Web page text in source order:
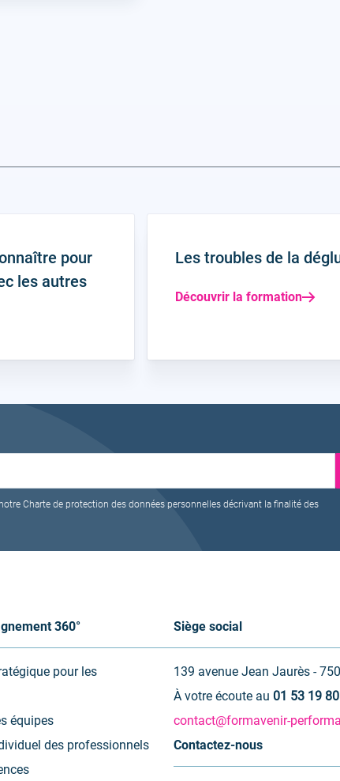
pour
les autres
Les troubles de la
Découvrir la formation
Charte de protection des données personnelles décrivant la finalité des
360°
pour les
équipes
des professionnels
Siège social
139 avenue Jean Jaurès -
À votre écoute au 01 53 19
contact@formavenir-
Contactez-nous